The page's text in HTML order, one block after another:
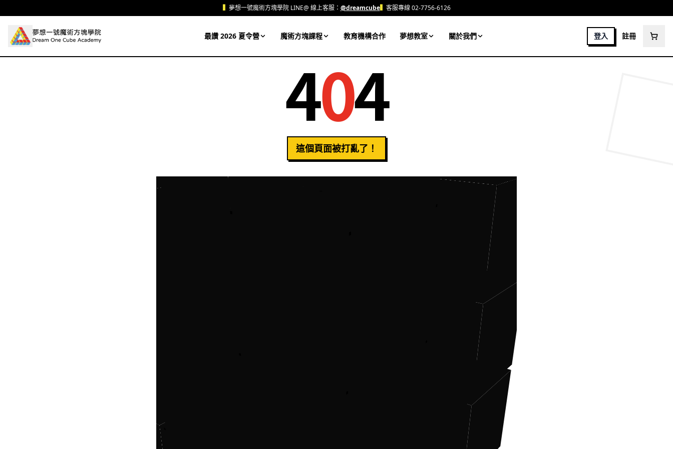
夢想一號魔術方塊學院 LINE@ 線上客服： @dreamcube▍ 客服專線 02-7756-6126
最讚 2026 夏令營 魔術方塊課程 教育機構合作 夢想教室 關於我們 登入 註冊
404
這個頁面被打亂了！